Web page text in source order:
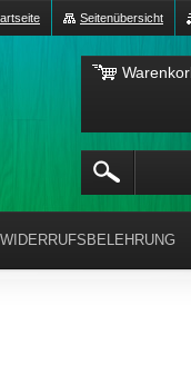
WIDERRUFSBELEHRUNG
Seitenübersicht